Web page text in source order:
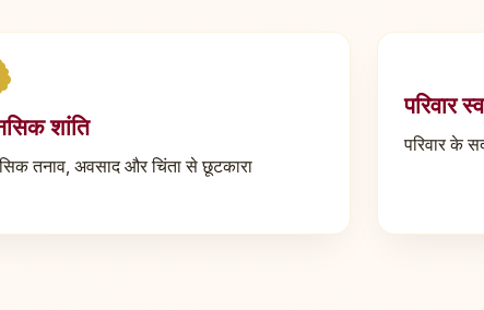
शांति
तनाव, अवसाद और चिंता से छूटकारा
परिवार
परिवार के